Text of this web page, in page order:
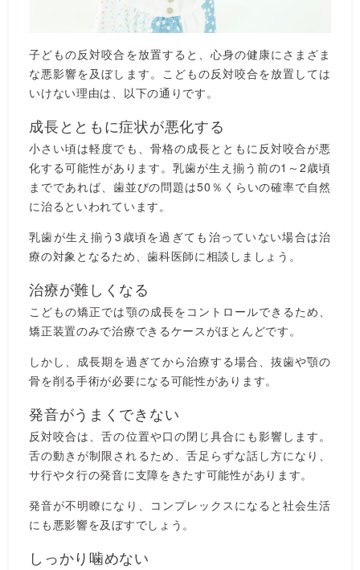
子どもの反対咬合を放置すると、心身の健康にさまざま
な悪影響を及ぼします。こどもの反対咬合を放置しては
いけない理由は、以下の通りです。
成長とともに症状が悪化する
小さい頃は軽度でも、骨格の成長とともに反対咬合が悪
化する可能性があります。乳歯が生え揃う前の1～2歳頃
までであれば、歯並びの問題は50％くらいの確率で自然
に治るといわれています。
乳歯が生え揃う3歳頃を過ぎても治っていない場合は治
療の対象となるため、歯科医師に相談しましょう。
治療が難しくなる
こどもの矯正では顎の成長をコントロールできるため、
矯正装置のみで治療できるケースがほとんどです。
しかし、成長期を過ぎてから治療する場合、抜歯や顎の
骨を削る手術が必要になる可能性があります。
発音がうまくできない
反対咬合は、舌の位置や口の閉じ具合にも影響します。
舌の動きが制限されるため、舌足らずな話し方になり、
サ行やタ行の発音に支障をきたす可能性があります。
発音が不明瞭になり、コンプレックスになると社会生活
にも悪影響を及ぼすでしょう。
しっかり噛めない